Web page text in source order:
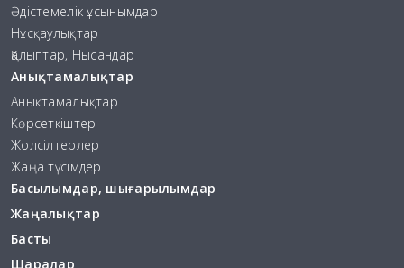
Әдістемелік ұсынымдар
Нұсқаулықтар
Қалыптар, Нысандар
Анықтамалықтар
Анықтамалықтар
Көрсеткіштер
Жолсілтерлер
Жаңа түсімдер
Басылымдар, шығарылымдар
Жаңалықтар
Басты
Шаралар